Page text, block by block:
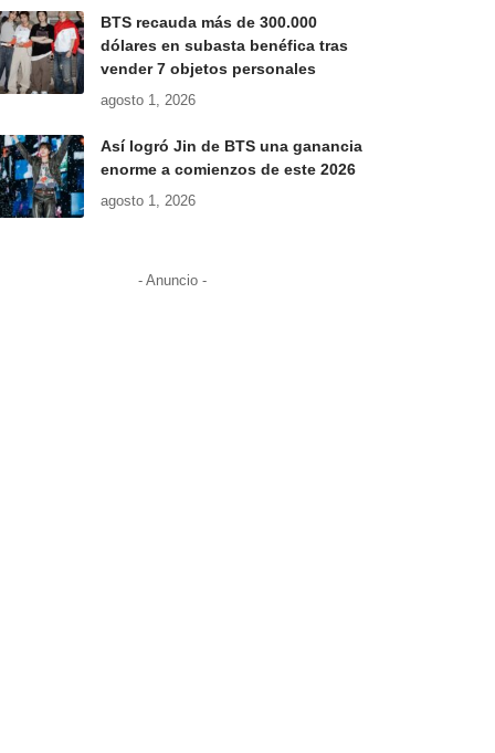
BTS recauda más de 300.000
dólares en subasta benéfica tras
vender 7 objetos personales
agosto 1, 2026
Así logró Jin de BTS una ganancia
enorme a comienzos de este 2026
agosto 1, 2026
- Anuncio -